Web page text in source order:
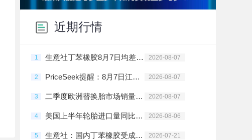
近期行情
1 生意社丁苯橡胶8月7日均差为-230.00元/吨 由负向扩大转为缩小 2026-08-07
2 PriceSeek提醒：8月7日江浙丁苯橡胶市场小幅走高 2026-08-07
3 二季度欧洲替换胎市场销量增加3.1% 2026-08-07
4 美国上半年轮胎进口量同比降2.5% 2026-08-06
5 生意社：国内丁苯橡胶受成本驱动价格上涨 2026-07-21